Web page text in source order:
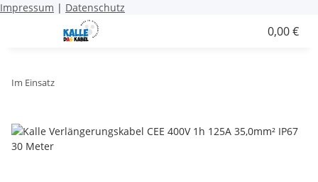
Impressum | Datenschutz
0,00 €
Im Einsatz